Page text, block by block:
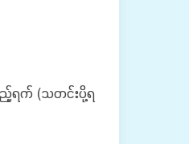
ည့်ရက် (သတင်းပို့ရ